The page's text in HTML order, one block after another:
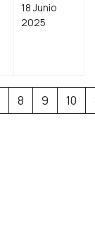
18 Junio
2025
8 9 10